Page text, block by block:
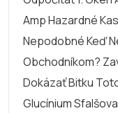
Amp Hazardné
Nepodobné Keď
Obchodníkom?
Dokázať Bitku
Glucínium